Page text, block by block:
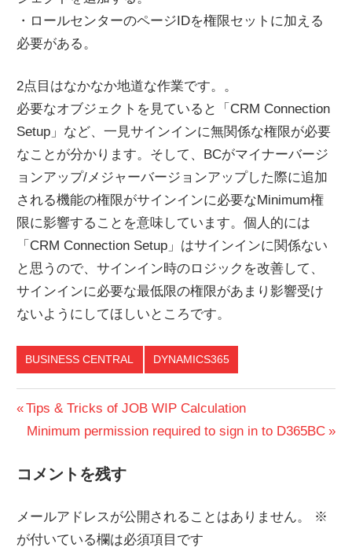
・ロールセンターのページIDを権限セットに加える
必要がある。
2点目はなかなか地道な作業です。。
必要なオブジェクトを見ていると「CRM Connection
Setup」など、一見サインインに無関係な権限が必要
なことが分かります。そして、BCがマイナーバージ
ョンアップ/メジャーバージョンアップした際に追加
される機能の権限がサインインに必要なMinimum権
限に影響することを意味しています。個人的には
「CRM Connection Setup」はサインインに関係ない
と思うので、サインイン時のロジックを改善して、
サインインに必要な最低限の権限があまり影響受け
ないようにしてほしいところです。
BUSINESS CENTRAL DYNAMICS365
投
稿
ナ
ゲ
前
の
稿:
Tips & Tricks of JOB WIP Calculation
次
投
Minimum permission required to sign in to D365BC
コメントを残す
メールアドレスが公開されることはありません。
※
が付いている欄は必須項目です